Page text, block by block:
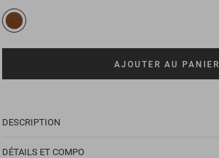
AJOUTER AU PANIER
DESCRIPTION
DÉTAILS ET COMPO